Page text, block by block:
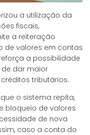
a utilização da
fiscais,
a reiteração
de valores em contas
a possibilidade
dar maior
tributários.
o sistema repita,
bloqueio de valores
de nova
caso a conta do